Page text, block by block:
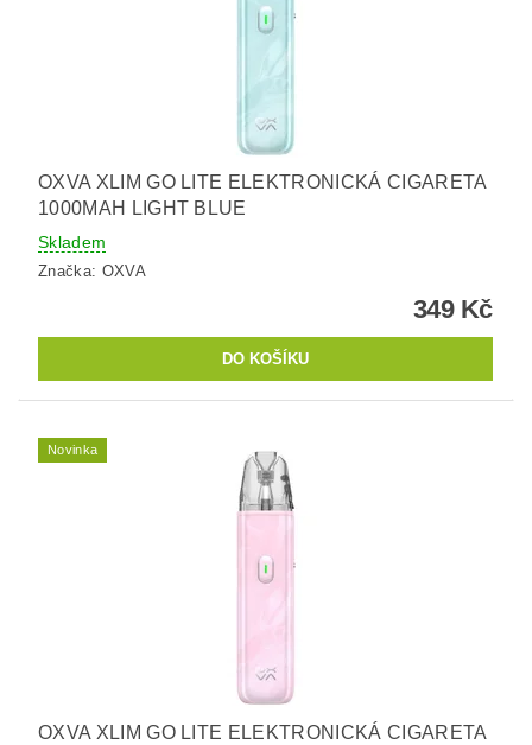
OXVA XLIM GO LITE ELEKTRONICKÁ CIGARETA
1000MAH LIGHT BLUE
Skladem
Značka: OXVA
349 Kč
Novinka
OXVA XLIM GO LITE ELEKTRONICKÁ CIGARETA